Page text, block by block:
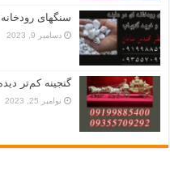
سنگهای
دسامبر 9, 2023
گنجینه کم‌تر
نوامبر 25, 2023